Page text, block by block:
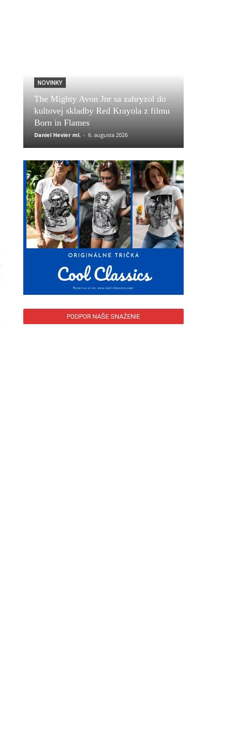
NOVINKY
The Mighty Avon Jnr sa zahryzol do
kultovej skladby Red Krayola z filmu
Born in Flames
Daniel Hevier ml. - 6. augusta 2026
PODPOR NAŠE SNAŽENIE